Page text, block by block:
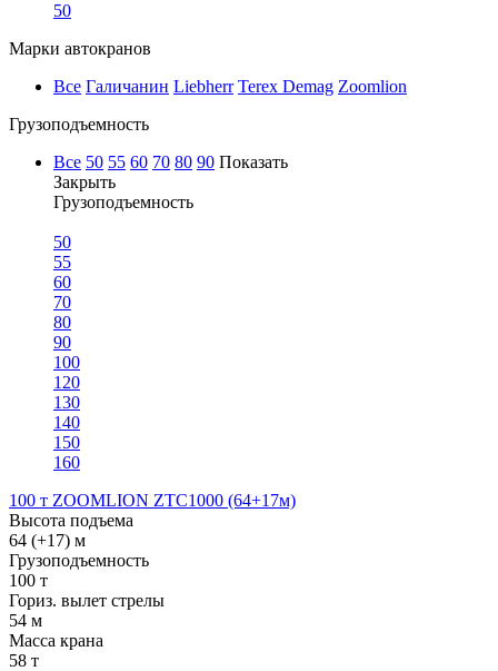
50
Марки автокранов
Все Галичанин Liebherr Terex Demag Zoomlion
Грузоподъемность
Все 50 55 60 70 80 90 Показать
Закрыть
Грузоподъемность
50
55
60
70
80
90
100
120
130
140
150
160
100 т ZOOMLION ZTC1000 (64+17м)
Высота подъема
64 (+17) м
Грузоподъемность
100 т
Гориз. вылет стрелы
54 м
Масса крана
58 т